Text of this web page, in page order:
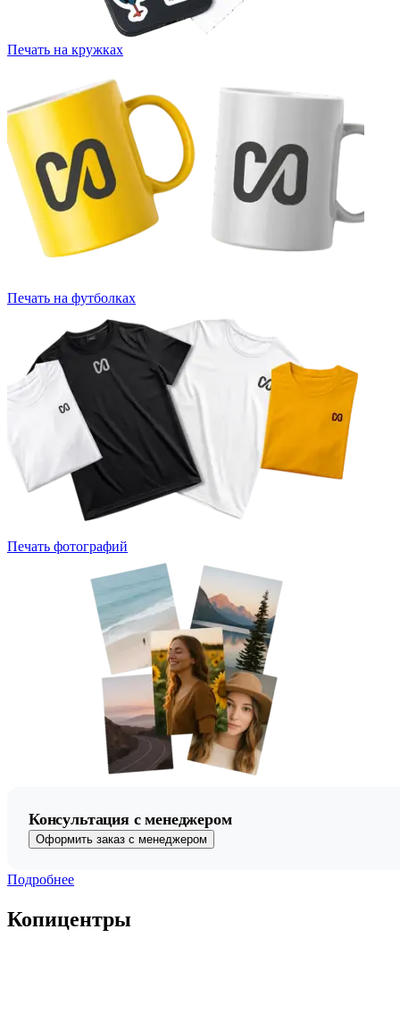
Печать на кружках
Печать на футболках
Печать фотографий
Консультация с менеджером
Оформить заказ с менеджером
Подробнее
Копицентры